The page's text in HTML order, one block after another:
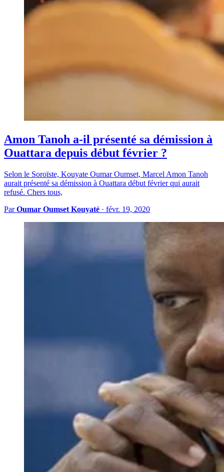
Amon Tanoh a-il présenté sa démission à
Ouattara depuis début février ?
Selon le Soroïste, Kouyate Oumar Oumset, Marcel Amon Tanoh
aurait présenté sa démission à Ouattara début février qui aurait
refusé. Chers tous,
ParOumar Oumset Kouyaté · févr. 19, 2020